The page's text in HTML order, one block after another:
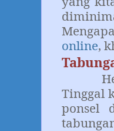
online,
Tinggal
ponsel